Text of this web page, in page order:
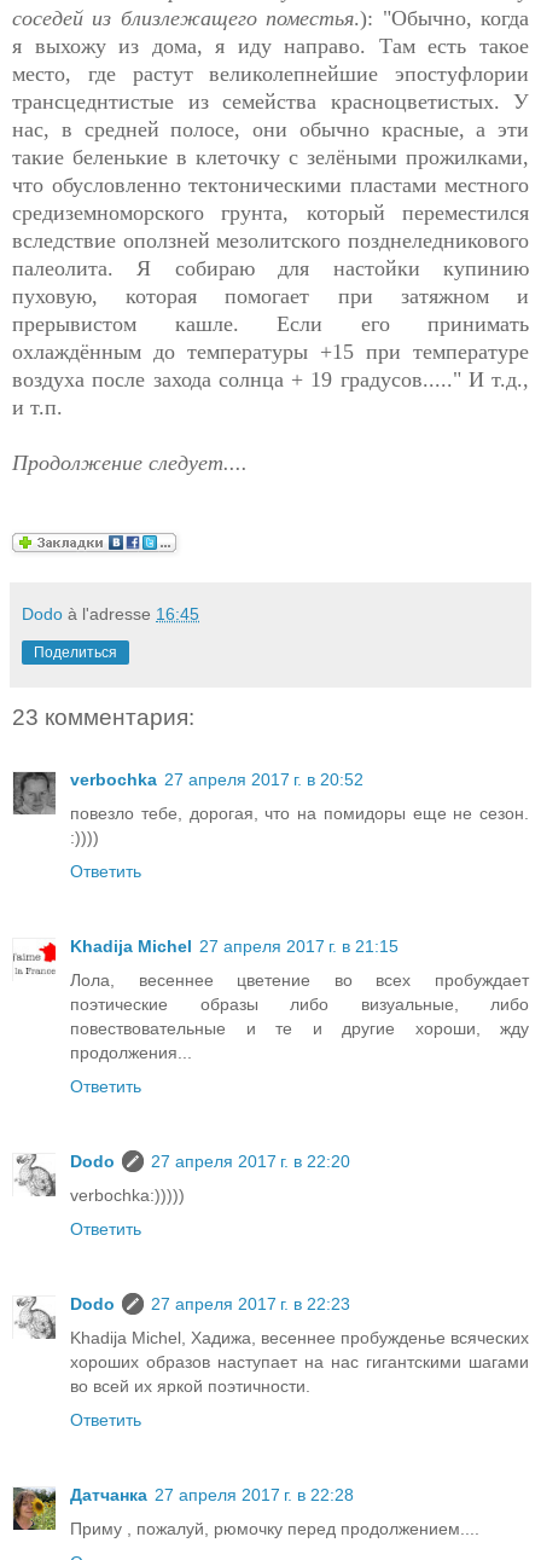
соседей из близлежащего поместья.): "Обычно, когда
я выхожу из дома, я иду направо. Там есть такое
место, где растут великолепнейшие эпостуфлории
трансцеднтистые из семейства красноцветистых. У
нас, в средней полосе, они обычно красные, а эти
такие беленькие в клеточку с зелёными прожилками,
что обусловленно тектоническими пластами местного
средиземноморского грунта, который переместился
вследствие оползней мезолитского позднеледникового
палеолита. Я собираю для настойки купинию
пуховую, которая помогает при затяжном и
прерывистом кашле. Если его принимать
охлаждённым до температуры +15 при температуре
воздуха после захода солнца + 19 градусов....." И т.д.,
и т.п.
Продолжение следует....
Dodo à l'adresse 16:45
Поделиться
23 комментария:
verbochka 27 апреля 2017 г. в 20:52
повезло тебе, дорогая, что на помидоры еще не сезон.
:))))
Ответить
Khadija Michel 27 апреля 2017 г. в 21:15
Лола, весеннее цветение во всех пробуждает
поэтические образы либо визуальные, либо
повествовательные и те и другие хороши, жду
продолжения...
Ответить
Dodo
27 апреля 2017 г. в 22:20
verbochka:)))))
Ответить
Dodo
27 апреля 2017 г. в 22:23
Khadija Michel, Хадижа, весеннее пробужденье всяческих
хороших образов наступает на нас гигантскими шагами
во всей их яркой поэтичности.
Ответить
Датчанка 27 апреля 2017 г. в 22:28
Приму , пожалуй, рюмочку перед продолжением....